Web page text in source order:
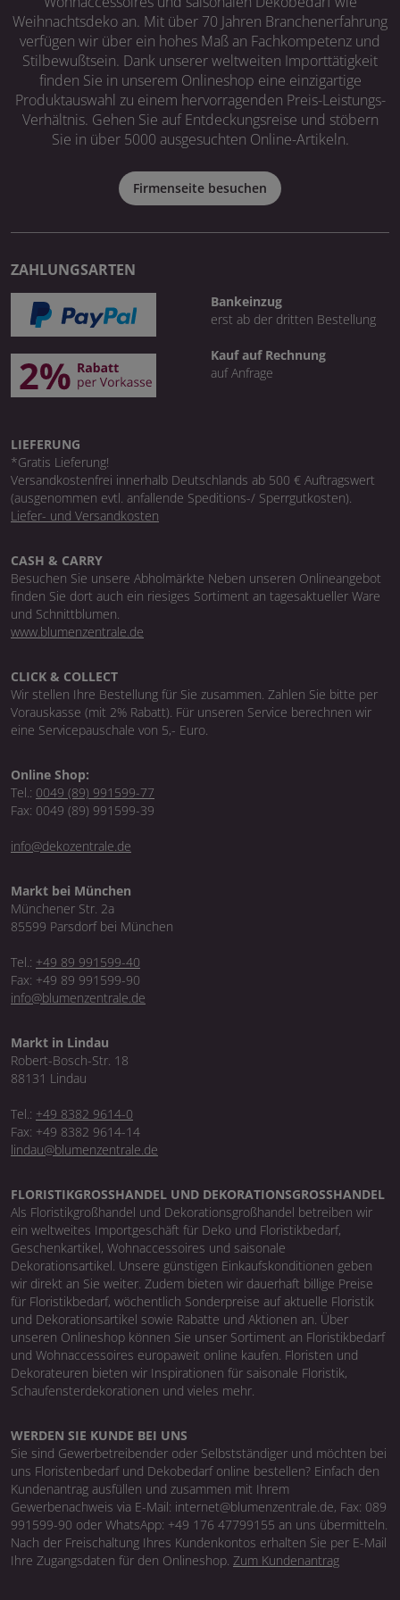
Weihnachtsdeko an. Mit über 70 Jahren Branchenerfahrung
verfügen wir über ein hohes Maß an Fachkompetenz und
Stilbewußtsein. Dank unserer weltweiten Importtätigkeit
finden Sie in unserem Onlineshop eine einzigartige
Produktauswahl zu einem hervorragenden Preis-Leistungs-
Verhältnis. Gehen Sie auf Entdeckungsreise und stöbern
Sie in über 5000 ausgesuchten Online-Artikeln.
Firmenseite besuchen
ZAHLUNGSARTEN
Bankeinzug
erst ab der dritten Bestellung
Kauf auf Rechnung
auf Anfrage
LIEFERUNG
*Gratis Lieferung!
Versandkostenfrei innerhalb Deutschlands ab 500 € Auftragswert
(ausgenommen evtl. anfallende Speditions-/ Sperrgutkosten).
Liefer- und Versandkosten
CASH & CARRY
Besuchen Sie unsere Abholmärkte Neben unseren Onlineangebot
finden Sie dort auch ein riesiges Sortiment an tagesaktueller Ware
und Schnittblumen.
www.blumenzentrale.de
CLICK & COLLECT
Wir stellen Ihre Bestellung für Sie zusammen. Zahlen Sie bitte per
Vorauskasse (mit 2% Rabatt). Für unseren Service berechnen wir
eine Servicepauschale von 5,- Euro.
Online Shop:
Tel.: 0049 (89) 991599-77
Fax: 0049 (89) 991599-39
info@dekozentrale.de
Markt bei München
Münchener Str. 2a
85599 Parsdorf bei München
Tel.: +49 89 991599-40
Fax: +49 89 991599-90
info@blumenzentrale.de
Markt in Lindau
Robert-Bosch-Str. 18
88131 Lindau
Tel.: +49 8382 9614-0
Fax: +49 8382 9614-14
lindau@blumenzentrale.de
FLORISTIKGROSSHANDEL UND DEKORATIONSGROSSHANDEL
Als Floristikgroßhandel und Dekorationsgroßhandel betreiben wir
ein weltweites Importgeschäft für Deko und Floristikbedarf,
Geschenkartikel, Wohnaccessoires und saisonale
Dekorationsartikel. Unsere günstigen Einkaufskonditionen geben
wir direkt an Sie weiter. Zudem bieten wir dauerhaft billige Preise
für Floristikbedarf, wöchentlich Sonderpreise auf aktuelle Floristik
und Dekorationsartikel sowie Rabatte und Aktionen an. Über
unseren Onlineshop können Sie unser Sortiment an Floristikbedarf
und Wohnaccessoires europaweit online kaufen. Floristen und
Dekorateuren bieten wir Inspirationen für saisonale Floristik,
Schaufensterdekorationen und vieles mehr.
WERDEN SIE KUNDE BEI UNS
Sie sind Gewerbetreibender oder Selbstständiger und möchten bei
uns Floristenbedarf und Dekobedarf online bestellen? Einfach den
Kundenantrag ausfüllen und zusammen mit Ihrem
Gewerbenachweis via E-Mail: internet@blumenzentrale.de, Fax: 089
991599-90 oder WhatsApp: +49 176 47799155 an uns übermitteln.
Nach der Freischaltung Ihres Kundenkontos erhalten Sie per E-Mail
Ihre Zugangsdaten für den Onlineshop. Zum Kundenantrag